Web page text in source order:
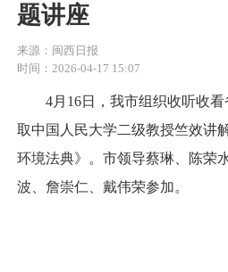
题讲座
来源：闽西日报
时间：2026-04-17 15:07
4月16日，我市组织收听收看
取中国人民大学二级教授竺效讲
环境法典》。市领导蔡琳、陈荣
波、詹崇仁、戴伟荣参加。